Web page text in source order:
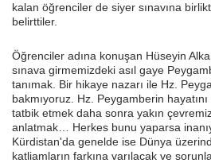
kalan öğrenciler de siyer sınavına
belirttiler.
Öğrenciler adına konuşan Hüseyin
sınava girmemizdeki asıl gaye
tanımak. Bir hikaye nazarı ile Hz.
bakmıyoruz. Hz. Peygamberin
tatbik etmek daha sonra yakın
anlatmak… Herkes bunu yaparsa
Kürdistan'da genelde ise Dünya
katliamların farkına varılacak ve